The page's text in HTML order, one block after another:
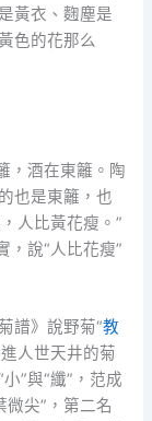
黃衣、麴塵是
色的花那么
，酒在東籬。陶
也是東籬，也
人比黃花瘦。”
，說“人比花瘦”
譜》說野菊“教
人世天井的菊
”與“纖”，范成
尖”，第二名